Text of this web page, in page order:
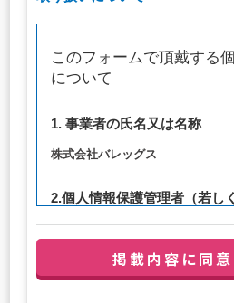
このフォームで頂戴する
について
1. 事業者の氏名又は名称
株式会社バレッグス
2.個人情報保護管理者（若し
連絡先：privacy@balleggs.co.jp